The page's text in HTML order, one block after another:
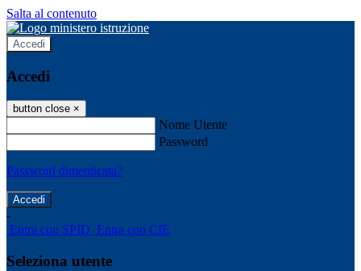
Salta al contenuto
Accedi
Accedi
button close ×
Nome Utente
Password
Password dimenticata?
-
Entra con SPID Entra con CIE
Seleziona utente